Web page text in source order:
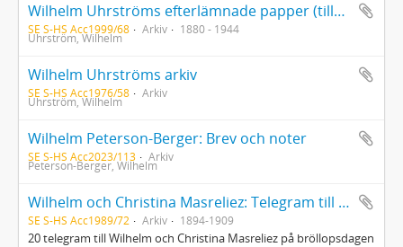
Wilhelm Uhrströms efterlämnade papper (tillägg)
SE S-HS Acc1999/68 Arkiv 1880 - 1944
Uhrström, Wilhelm
Wilhelm Uhrströms arkiv
SE S-HS Acc1976/58 Arkiv
Uhrström, Wilhelm
Wilhelm Peterson-Berger: Brev och noter
SE S-HS Acc2023/113 Arkiv
Peterson-Berger, Wilhelm
Wilhelm och Christina Masreliez: Telegram till deras bröllop 1894
SE S-HS Acc1989/72 Arkiv 1894-1909
20 telegram till Wilhelm och Christina Masreliez på bröllopsdagen